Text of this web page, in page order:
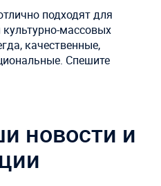
подходят для
массовых
качественные,
Спешите
новости и